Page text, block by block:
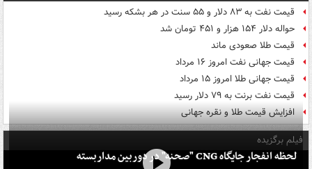
قیمت نفت به ۸۳ دلار و ۵۵ سنت در هر بشکه رسید
حواله دلار ۱۵۴ هزار و ۴۵۱ تومان شد
قیمت طلا صعودی ماند
قیمت جهانی نفت امروز ۱۶ مرداد
قیمت جهانی طلا امروز ۱۵ مرداد
قیمت نفت برنت به ۷۹ دلار رسید
افزایش قیمت طلا و نقره جهانی
فیلم برگزیده
لحظه انفجار جایگاه CNG "صحنه" در دوربین مداربسته